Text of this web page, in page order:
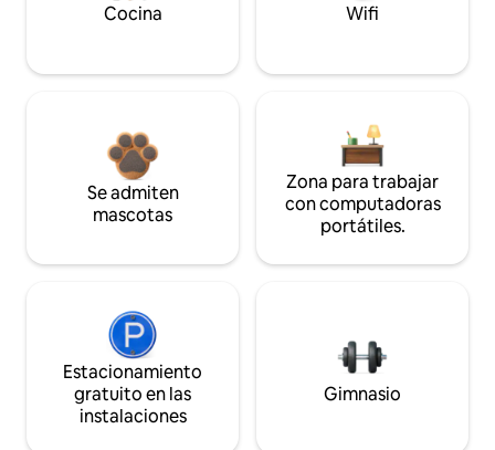
Cocina Wifi
Se admiten
mascotas
Zona para trabajar
con computadoras
portátiles.
Estacionamiento
gratuito en las
instalaciones
Gimnasio